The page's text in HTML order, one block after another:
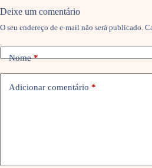
Deixe um comentário
O seu endereço de e-mail não será publicado.
Nome*
Adicionar comentário *